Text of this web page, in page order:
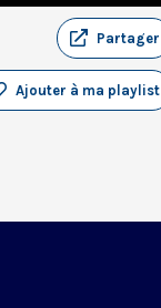
Partager
Ajouter à ma playlist